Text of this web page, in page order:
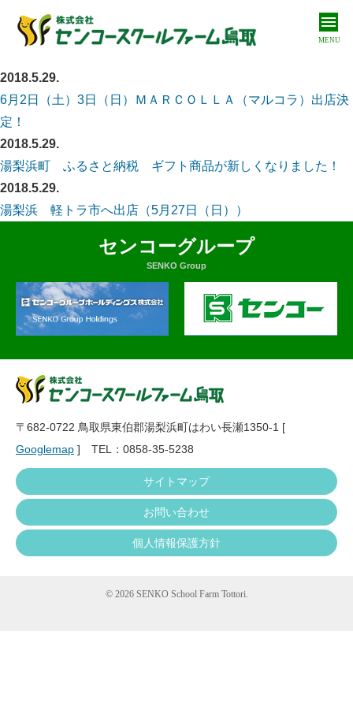
MENU
About us
Products
オンラインショップ
Online shop
お問い合わせ
2018.5.29.
6月2日（土）3日（日）ＭＡＲＣＯＬＬＡ（マルコラ）出店決
定！
2018.5.29.
湯梨浜町 ふるさと納税 ギフト商品が新しくなりました！
2018.5.29.
湯梨浜 軽トラ市へ出店（5月27日（日））
センコーグループ
SENKO Group
〒682-0722 鳥取県東伯郡湯梨浜町はわい長瀬1350-1 [
Googlemap ] TEL：0858-35-5238
サイトマップ
お問い合わせ
個人情報保護方針
© 2026 SENKO School Farm Tottori.